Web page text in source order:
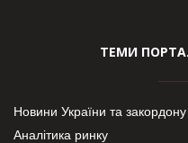
ТЕМИ
Новини України та закордону
Аналітика ринку